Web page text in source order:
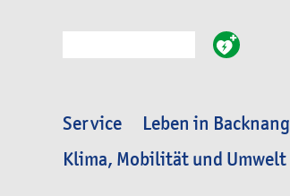
Service Leben in Backnang
Klima, Mobilität und Umwelt